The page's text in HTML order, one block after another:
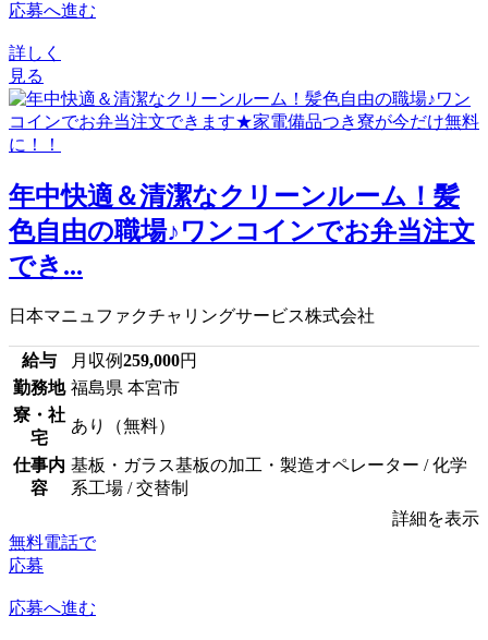
応募へ進む
詳しく
見る
年中快適＆清潔なクリーンルーム！髪
色自由の職場♪ワンコインでお弁当注文
でき...
日本マニュファクチャリングサービス株式会社
給与 月収例259,000円
勤務地 福島県 本宮市
寮・社
宅
あり（無料）
仕事内
容
基板・ガラス基板の加工・製造オペレーター / 化学
系工場 / 交替制
詳細を表示
無料電話で
応募
応募へ進む